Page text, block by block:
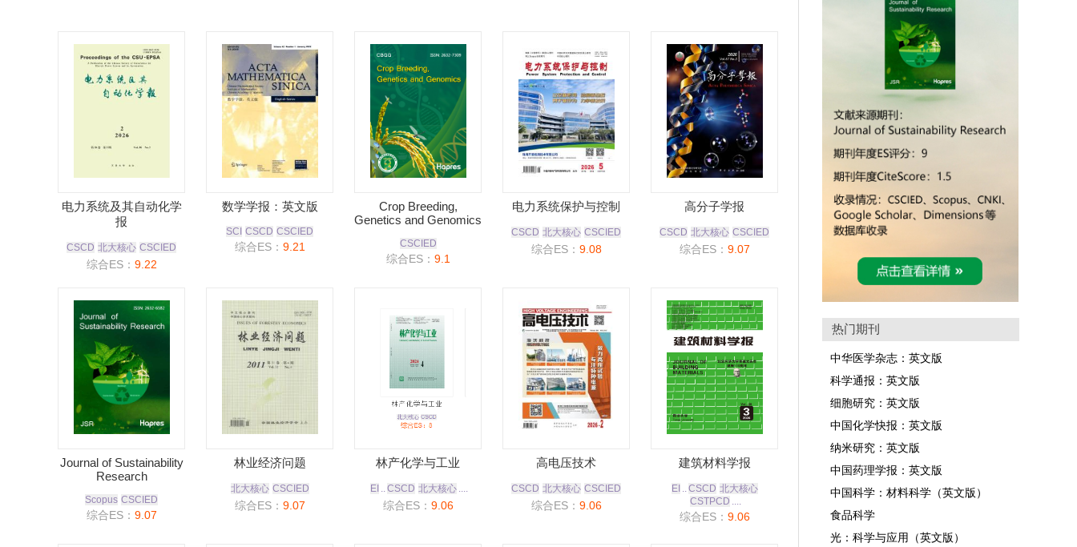
热门期刊
中华医学杂志：英文版
科学通报：英文版
细胞研究：英文版
中国化学快报：英文版
纳米研究：英文版
中国药理学报：英文版
中国科学：材料科学（英文版）
食品科学
光：科学与应用（英文版）
电力系统及其自动化学
报
CSCD 北大核心 CSCIED
综合ES： 9.22
数学学报：英文版
SCI CSCD CSCIED
综合ES： 9.21
Crop Breeding,
Genetics and Genomics
CSCIED
综合ES： 9.1
电力系统保护与控制
CSCD 北大核心 CSCIED
综合ES： 9.08
高分子学报
CSCD 北大核心 CSCIED
综合ES： 9.07
Journal of Sustainability
Research
Scopus CSCIED
综合ES： 9.07
林业经济问题
北大核心 CSCIED
综合ES： 9.07
林产化学与工业
EI ..CSCD 北大核心 ....
综合ES： 9.06
高电压技术
CSCD 北大核心 CSCIED
综合ES： 9.06
建筑材料学报
EI ..CSCD 北大核心
CSTPCD ....
综合ES： 9.06